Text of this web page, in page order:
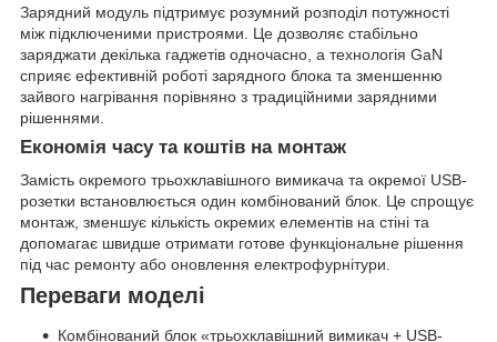
Зарядний модуль підтримує розумний розподіл потужності
між підключеними пристроями. Це дозволяє стабільно
заряджати декілька гаджетів одночасно, а технологія GaN
сприяє ефективній роботі зарядного блока та зменшенню
зайвого нагрівання порівняно з традиційними зарядними
рішеннями.
Економія часу та коштів на монтаж
Замість окремого трьохклавішного вимикача та окремої USB-
розетки встановлюється один комбінований блок. Це спрощує
монтаж, зменшує кількість окремих елементів на стіні та
допомагає швидше отримати готове функціональне рішення
під час ремонту або оновлення електрофурнітури.
Переваги моделі
Комбінований блок «трьохклавішний вимикач + USB-